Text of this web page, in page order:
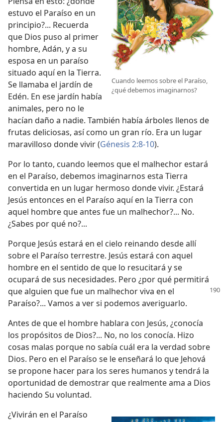
Cuando leemos sobre el Paraíso,
¿qué debemos imaginarnos?
estuvo el Paraíso en un
principio?... Recuerda
que Dios puso al primer
hombre, Adán, y a su
esposa en un paraíso
situado aquí en la Tierra.
Se llamaba el jardín de
Edén. En ese jardín había
animales, pero no le
hacían daño a nadie. También había árboles llenos de
frutas deliciosas, así como un gran río. Era un lugar
maravilloso donde vivir (Génesis 2:8-10).
Por lo tanto, cuando leemos que el malhechor estará
en el Paraíso, debemos imaginarnos esta Tierra
convertida en un lugar hermoso donde vivir. ¿Estará
Jesús entonces en el Paraíso aquí en la Tierra con
aquel hombre que antes fue un malhechor?... No.
¿Sabes por qué no?...
Porque Jesús estará en el cielo reinando desde allí
sobre el Paraíso terrestre. Jesús estará con aquel
hombre en el sentido de que lo resucitará y se
ocupará de sus necesidades. Pero ¿por qué permitirá
que alguien que fue un malhechor viva en el
Paraíso?... Vamos a ver si podemos averiguarlo.
Antes de que el hombre hablara con Jesús, ¿conocía
los propósitos de Dios?... No, no los conocía. Hizo
cosas malas porque no sabía cuál era la verdad sobre
Dios. Pero en el Paraíso se le enseñará lo que Jehová
se propone hacer para los seres humanos y tendrá la
oportunidad de demostrar que realmente ama a Dios
haciendo Su voluntad.
¿Vivirán en el Paraíso